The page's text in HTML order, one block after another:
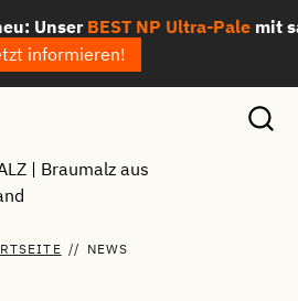
BEST NP Ultra-Palemit
// NEWS